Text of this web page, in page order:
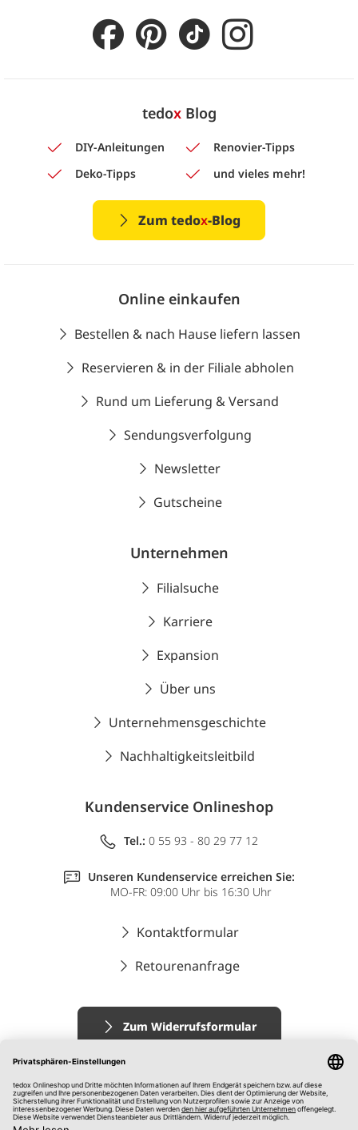
tedoxBlog
DIY-Anleitungen
Renovier-Tipps
Deko-Tipps
und vieles mehr!
Zum tedox-Blog
Online einkaufen
Bestellen & nach Hause liefern lassen
Reservieren & in der Filiale abholen
Rund um Lieferung & Versand
Sendungsverfolgung
Newsletter
Gutscheine
Unternehmen
Filialsuche
Karriere
Expansion
Über uns
Unternehmensgeschichte
Nachhaltigkeitsleitbild
Kundenservice Onlineshop
Tel.: 0 55 93 - 80 29 77 12
Unseren Kundenservice erreichen Sie:
MO-FR: 09:00 Uhr bis 16:30 Uhr
Kontaktformular
Retourenanfrage
Zum Widerrufsformular
Impressum
AGB